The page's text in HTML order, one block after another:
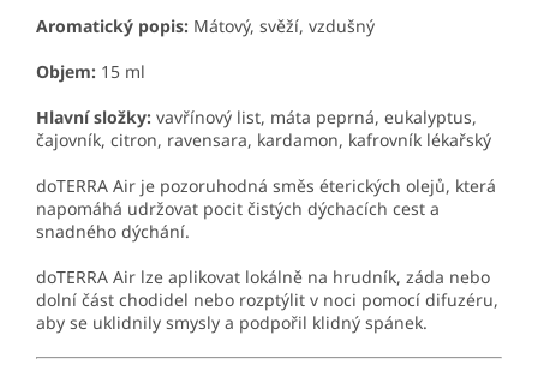
Aromatický popis: Mátový, svěží, vzdušný
Objem: 15 ml
Hlavní složky: vavřínový list, máta peprná, eukalyptus,
čajovník, citron, ravensara, kardamon, kafrovník lékařský
doTERRA Air je pozoruhodná směs éterických olejů, která
napomáhá udržovat pocit čistých dýchacích cest a
snadného dýchání.
doTERRA Air lze aplikovat lokálně na hrudník, záda nebo
dolní část chodidel nebo rozptýlit v noci pomocí difuzéru,
aby se uklidnily smysly a podpořil klidný spánek.